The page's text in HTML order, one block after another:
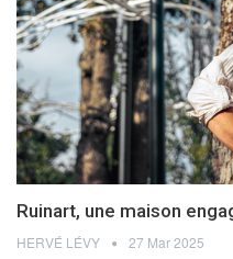
Ruinart, une maison
HERVÉ LÉVY 27 Mar 2025